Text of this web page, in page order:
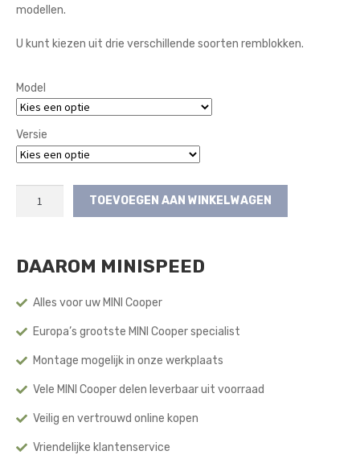
modellen.
U kunt kiezen uit drie verschillende soorten remblokken.
Model
Versie
Gen)
TOEVOEGEN AAN WINKELWAGEN
DAAROM MINISPEED
Alles voor uw MINI Cooper
Europa’s grootste MINI Cooper specialist
Montage mogelijk in onze werkplaats
Vele MINI Cooper delen leverbaar uit voorraad
Veilig en vertrouwd online kopen
Vriendelijke klantenservice